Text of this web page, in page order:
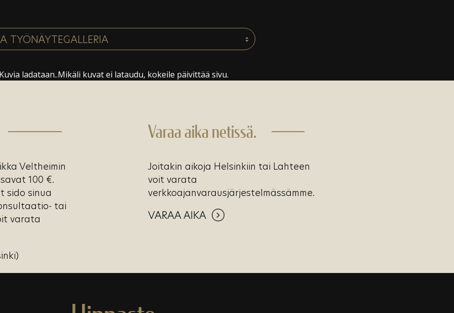
ladataan..Mikäli kuvat ei lataudu, kokeile päivittää sivu.
Veltheimin
100 €.
sido sinua
tai
varata
Varaa aika netissä.
Joitakin aikoja Helsinkiin tai Lahteen
voit varata
verkkoajanvarausjärjestelmässämme.
VARAA AIKA